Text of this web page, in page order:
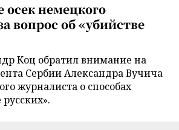
осек немецкого
вопрос об «убийстве
Коц обратил внимание на
Сербии Александра Вучича
журналиста о способах